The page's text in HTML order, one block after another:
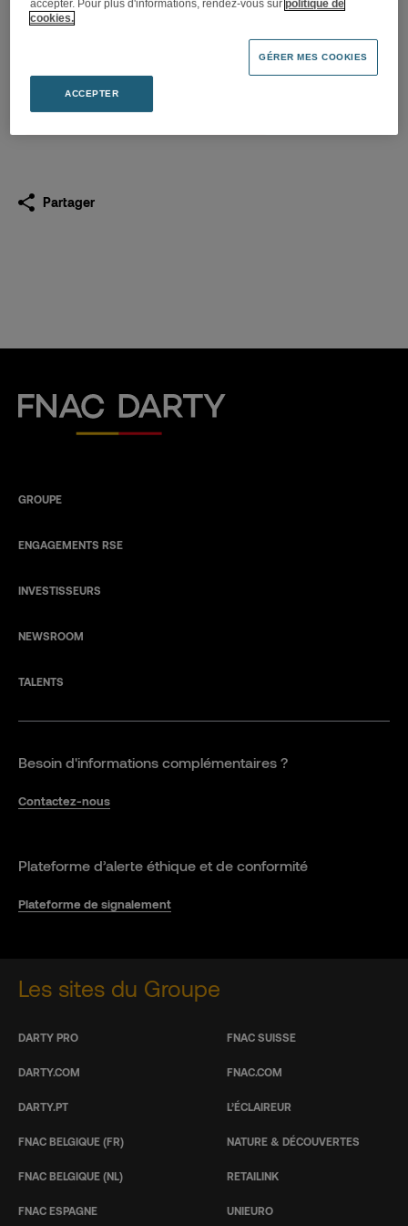
Pop-up IAM Fnac à
Marseille
Télécharger (PDF 192,9 Ko)
Partager
Fnac Darty
GROUPE
ENGAGEMENTS RSE
INVESTISSEURS
NEWSROOM
TALENTS
Besoin d'informations complémentaires ?
Contactez-nous
Plateforme d’alerte éthique et de conformité
Plateforme de signalement
Les sites du Groupe
DARTY PRO
DARTY.COM
DARTY.PT
FNAC BELGIQUE (FR)
FNAC BELGIQUE (NL)
FNAC ESPAGNE
FNAC SUISSE
FNAC.COM
L’ÉCLAIREUR
NATURE & DÉCOUVERTES
RETAILINK
UNIEURO
accepter. Pour plus d'informations, rendez-vous surpolitique de
cookies.
GÉRER MES COOKIES
ACCEPTER